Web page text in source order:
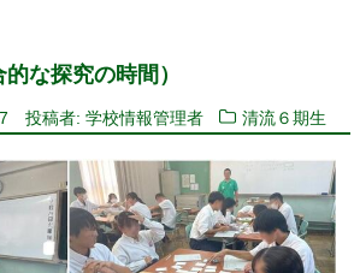
な探究の時間）
投稿者: 学校情報管理者 清流６期生